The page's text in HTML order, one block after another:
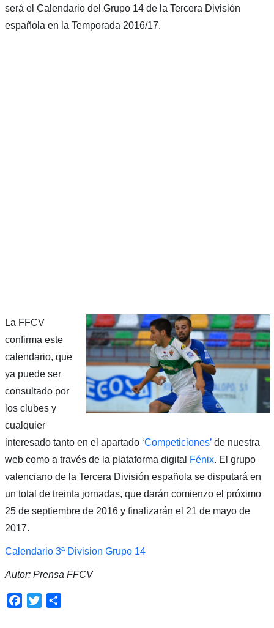
será el Calendario del Grupo 14 de la Tercera División
española en la Temporada 2016/17.
La FFCV
confirma este
calendario, que
ya puede ser
consultado por
los clubes y
cualquier
interesado tanto en el apartado ‘Competiciones’de nuestra
web como a través de la plataforma digital
Fénix. El grupo
valenciano de la Tercera División española se disputará en
un total de treinta jornadas, que darán comienzo el próximo
25 de septiembre de 2016 y finalizarán el 21 de mayo de
2017.
Calendario 3ª Division Grupo 14
Autor: Prensa FFCV
Facebook
Twitter